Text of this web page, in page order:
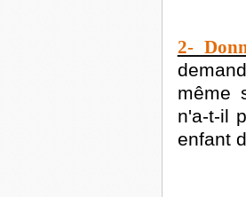
2-
même
n'a-t-il
enfant